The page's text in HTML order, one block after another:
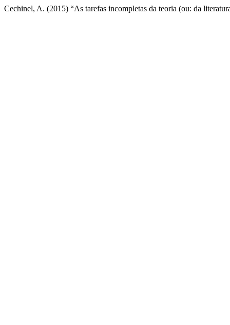
Cechinel, A. (2015) “As tarefas incompletas da teoria (ou: da